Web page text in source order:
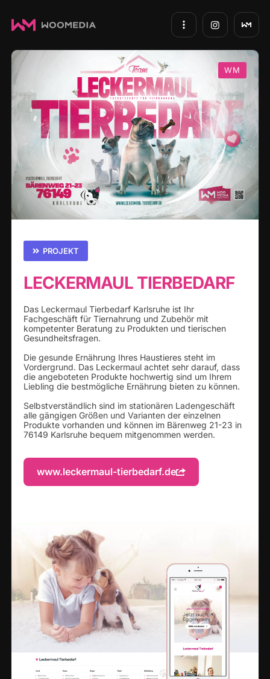
WM
PROJEKT
LECKERMAUL TIERBEDARF
Das Leckermaul Tierbedarf Karlsruhe ist Ihr
Fachgeschäft für Tiernahrung und Zubehör mit
kompetenter Beratung zu Produkten und tierischen
Gesundheitsfragen.
Die gesunde Ernährung Ihres Haustieres steht im
Vordergrund. Das Leckermaul achtet sehr darauf, dass
die angeboteten Produkte hochwertig sind um Ihrem
Liebling die bestmögliche Ernährung bieten zu können.
Selbstverständlich sind im stationären Ladengeschäft
alle gängigen Größen und Varianten der einzelnen
Produkte vorhanden und können im Bärenweg 21-23 in
76149 Karlsruhe bequem mitgenommen werden.
www.leckermaul-tierbedarf.de